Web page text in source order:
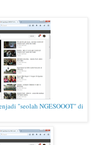
"seolah NGESOOOT" di